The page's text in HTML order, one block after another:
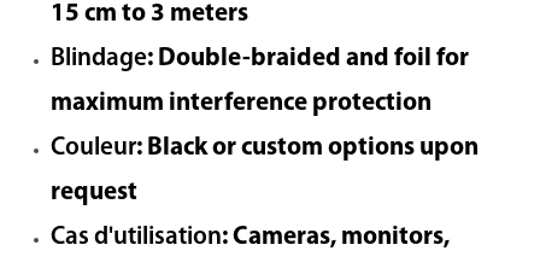
15 cm to 3 meters
Blindage: Double-braided and foil for
maximum interference protection
Couleur: Black or custom options upon
request
Cas d'utilisation: Cameras, monitors,